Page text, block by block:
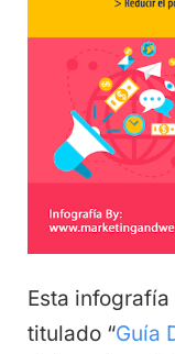
Esta
titulado “Guía